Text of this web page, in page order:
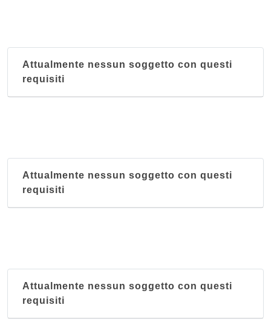
Attualmente nessun soggetto con questi
requisiti
Attualmente nessun soggetto con questi
requisiti
Attualmente nessun soggetto con questi
requisiti